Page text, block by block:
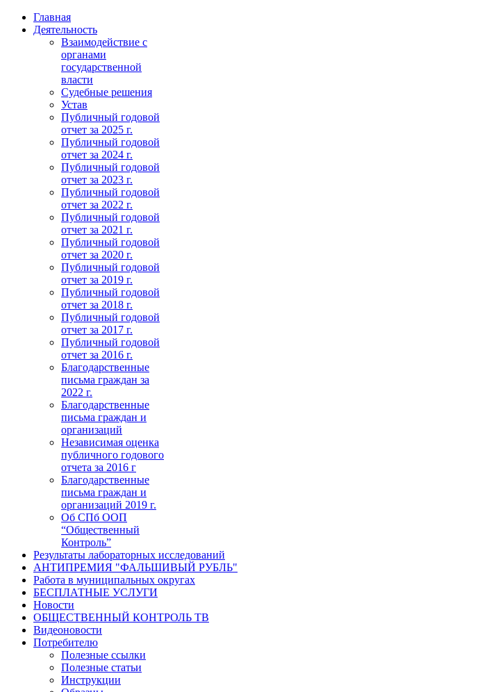
Главная
Деятельность
Взаимодействие с
органами
государственной
власти
Судебные решения
Устав
Публичный годовой
отчет за 2025 г.
Публичный годовой
отчет за 2024 г.
Публичный годовой
отчет за 2023 г.
Публичный годовой
отчет за 2022 г.
Публичный годовой
отчет за 2021 г.
Публичный годовой
отчет за 2020 г.
Публичный годовой
отчет за 2019 г.
Публичный годовой
отчет за 2018 г.
Публичный годовой
отчет за 2017 г.
Публичный годовой
отчет за 2016 г.
Благодарственные
письма граждан за
2022 г.
Благодарственные
письма граждан и
организаций
Независимая оценка
публичного годового
отчета за 2016 г
Благодарственные
письма граждан и
организаций 2019 г.
Об СПб ООП
“Общественный
Контроль”
Результаты лабораторных исследований
АНТИПРЕМИЯ "ФАЛЬШИВЫЙ РУБЛЬ"
Работа в муниципальных округах
БЕСПЛАТНЫЕ УСЛУГИ
Новости
ОБЩЕСТВЕННЫЙ КОНТРОЛЬ ТВ
Видеоновости
Потребителю
Полезные ссылки
Полезные статьи
Инструкции